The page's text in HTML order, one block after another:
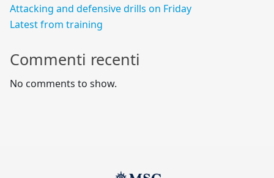
Attacking and defensive drills on Friday
Latest from training
Commenti recenti
No comments to show.